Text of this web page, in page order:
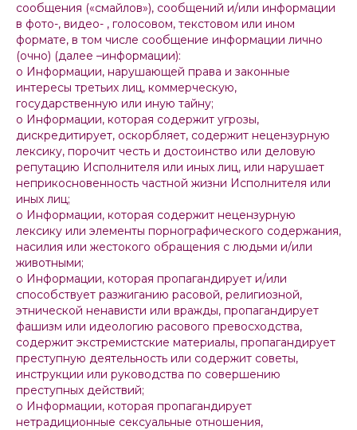
сообщения («смайлов»), сообщений и/или информации
в фото-, видео- , голосовом, текстовом или ином
формате, в том числе сообщение информации лично
(очно) (далее –информации):
o Информации, нарушающей права и законные
интересы третьих лиц, коммерческую,
государственную или иную тайну;
o Информации, которая содержит угрозы,
дискредитирует, оскорбляет, содержит нецензурную
лексику, порочит честь и достоинство или деловую
репутацию Исполнителя или иных лиц, или нарушает
неприкосновенность частной жизни Исполнителя или
иных лиц;
o Информации, которая содержит нецензурную
лексику или элементы порнографического содержания,
насилия или жестокого обращения с людьми и/или
животными;
o Информации, которая пропагандирует и/или
способствует разжиганию расовой, религиозной,
этнической ненависти или вражды, пропагандирует
фашизм или идеологию расового превосходства,
содержит экстремистские материалы, пропагандирует
преступную деятельность или содержит советы,
инструкции или руководства по совершению
преступных действий;
o Информации, которая пропагандирует
нетрадиционные сексуальные отношения,